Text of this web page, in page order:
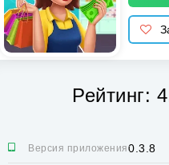
Рейтинг:
Версия приложения:0.3.8